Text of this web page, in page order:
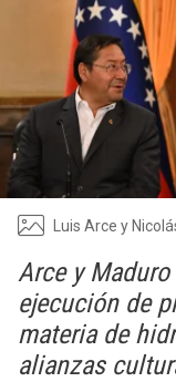
Luis Arce y
Arce y
ejecución de
materia de
alianzas